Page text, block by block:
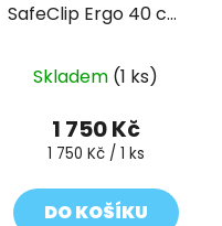
SafeClip Ergo 40 cm
Skladem (1 ks)
1 750 Kč
Měrná
1 750 Kč / 1 ks
DO KOŠÍKU